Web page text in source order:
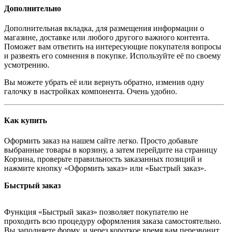
Дополнительно
Дополнительная вкладка, для размещения информации о
магазине, доставке или любого другого важного контента.
Поможет вам ответить на интересующие покупателя вопросы
и развеять его сомнения в покупке. Используйте её по своему
усмотрению.
Вы можете убрать её или вернуть обратно, изменив одну
галочку в настройках компонента. Очень удобно.
Как купить
Оформить заказ на нашем сайте легко. Просто добавьте
выбранные товары в корзину, а затем перейдите на страницу
Корзина, проверьте правильность заказанных позиций и
нажмите кнопку «Оформить заказ» или «Быстрый заказ».
Быстрый заказ
Функция «Быстрый заказ» позволяет покупателю не
проходить всю процедуру оформления заказа самостоятельно.
Вы заполняете форму, и через короткое время вам перезвонит